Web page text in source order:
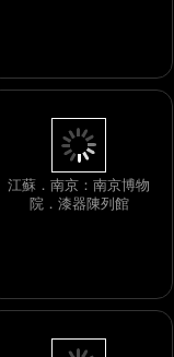
江蘇．南京：南京博物